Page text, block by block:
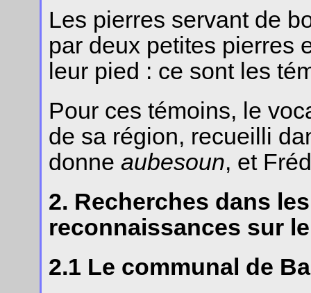
Les pierres servant de
par deux petites pierres
leur pied : ce sont les
Pour ces témoins, le
de sa région, recueilli
donne aubesoun, et
2. Recherches dans
reconnaissances sur
2.1 Le communal de